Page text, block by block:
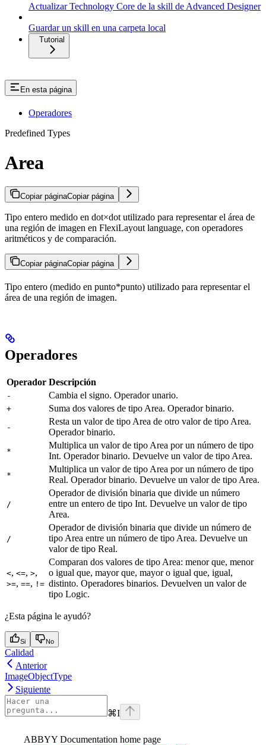
Actualizar Technology Core de la skill de Advanced Designer
Guardar un skill en una carpeta local
Tutorial
En esta página
Operadores
Predefined Types
Area
Copiar páginaCopiar página
Tipo entero medido en dot×dot utilizado para representar el área de
una región de imagen en FlexiLayout language, con operadores
aritméticos y de comparación.
Copiar páginaCopiar página
Tipo entero (medido en punto*punto) utilizado para representar el
área de una región de imagen.
Operadores
Operador Descripción
- Cambia el signo. Operador unario.
+ Suma dos valores de tipo Area. Operador binario.
-
Resta un valor de tipo Area de otro valor de tipo Area.
Operador binario.
*
Multiplica un valor de tipo Area por un número de tipo
Int. Operador binario. Devuelve un valor de tipo Area.
*
Multiplica un valor de tipo Area por un número de tipo
Real. Operador binario. Devuelve un valor de tipo Area.
/
Operador de división binaria que divide un número
entre un entero de tipo Int. Devuelve un valor de tipo
Area.
/
Operador de división binaria que divide un número de
tipo Area entre un número de tipo Area. Devuelve un
valor de tipo Real.
<, <=, >,
>=, ==, !=
Comparan dos valores de tipo Area: menor que, menor
o igual que, mayor que, mayor o igual que, igual,
distinto. Operadores binarios. Devuelven un valor de
tipo Logic.
¿Esta página le ayudó?
Si No
Calidad
Anterior
ImageObjectType
Siguiente
⌘I
ABBYY Documentation home page